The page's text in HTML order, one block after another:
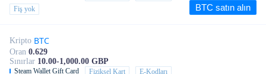
Fiş yok
BTC satın alın
Kripto BTC
Oran 0.629
Sınırlar 10.00-1,000.00 GBP
Steam Wallet Gift Card Fiziksel Kart
E-Kodları